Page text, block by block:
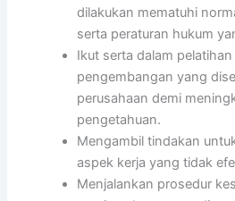
dilakukan mematuhi
serta peraturan hukum
Ikut serta dalam
pengembangan yang
perusahaan demi
pengetahuan.
Mengambil tindakan
aspek kerja yang tidak
Menjalankan prosedur